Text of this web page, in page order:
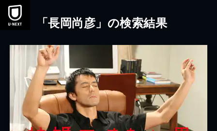
本文へスキップ
「長岡尚彦」の検索結果